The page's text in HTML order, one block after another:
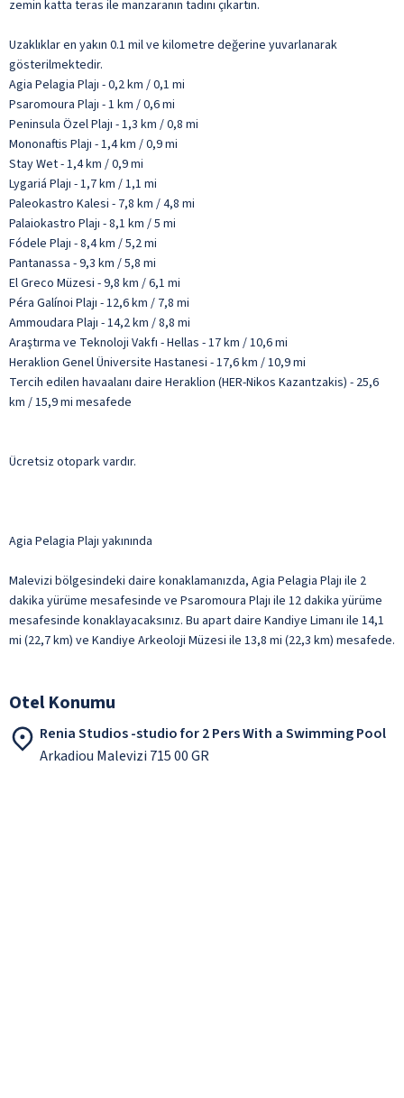
zemin katta teras ile manzaranın tadını çıkartın.
Uzaklıklar en yakın 0.1 mil ve kilometre değerine yuvarlanarak
gösterilmektedir.
Agia Pelagia Plajı - 0,2 km / 0,1 mi
Psaromoura Plajı - 1 km / 0,6 mi
Peninsula Özel Plajı - 1,3 km / 0,8 mi
Mononaftis Plajı - 1,4 km / 0,9 mi
Stay Wet - 1,4 km / 0,9 mi
Lygariá Plajı - 1,7 km / 1,1 mi
Paleokastro Kalesi - 7,8 km / 4,8 mi
Palaiokastro Plajı - 8,1 km / 5 mi
Fódele Plajı - 8,4 km / 5,2 mi
Pantanassa - 9,3 km / 5,8 mi
El Greco Müzesi - 9,8 km / 6,1 mi
Péra Galínoi Plajı - 12,6 km / 7,8 mi
Ammoudara Plajı - 14,2 km / 8,8 mi
Araştırma ve Teknoloji Vakfı - Hellas - 17 km / 10,6 mi
Heraklion Genel Üniversite Hastanesi - 17,6 km / 10,9 mi
Tercih edilen havaalanı daire Heraklion (HER-Nikos Kazantzakis) - 25,6
km / 15,9 mi mesafede
Ücretsiz otopark vardır.
Agia Pelagia Plajı yakınında
Malevizi bölgesindeki daire konaklamanızda, Agia Pelagia Plajı ile 2
dakika yürüme mesafesinde ve Psaromoura Plajı ile 12 dakika yürüme
mesafesinde konaklayacaksınız. Bu apart daire Kandiye Limanı ile 14,1
mi (22,7 km) ve Kandiye Arkeoloji Müzesi ile 13,8 mi (22,3 km) mesafede.
Otel Konumu
Renia Studios -studio for 2 Pers With a Swimming Pool
Arkadiou Malevizi 715 00 GR